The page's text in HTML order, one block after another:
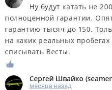
Ну будут катать не
полноценной гарантии.
гарантию тысяч до 150.
на каких реальных
списывать Весты.
Сергей Швайко (
месяца назад